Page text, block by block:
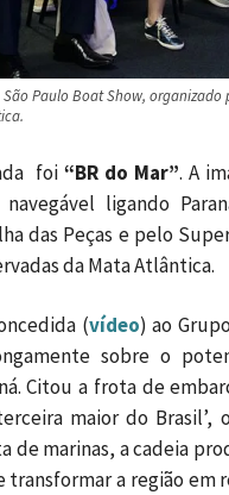
Paulo Boat Show, organizado
foi “BR do Mar”. A
ligando
das Peças e pelo
da Mata Atlântica.
(vídeo) ao
sobre o
Citou a frota de
maior do Brasil’,
de marinas, a cadeia
transformar a região em